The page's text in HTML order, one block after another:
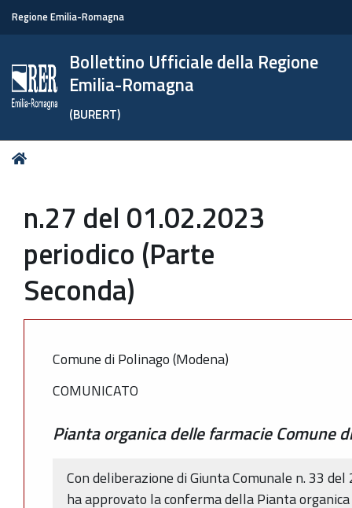
Regione Emilia-Romagna
Bollettino Ufficiale della Regione
Emilia-Romagna
(BURERT)
Tu
n.27 del 01.02.2023
periodico (Parte
Seconda)
Comune di Polinago (Modena)
COMUNICATO
Pianta organica delle farmacie Comune
Con deliberazione di Giunta Comunale n. 33
ha approvato la conferma della Pianta